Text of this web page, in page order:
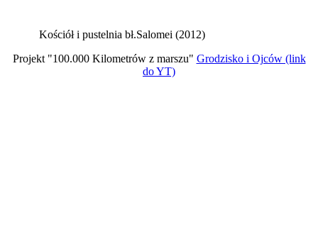
Kościół i pustelnia bł.Salomei (2012)
Projekt "100.000 Kilometrów z marszu" Grodzisko i Ojców (link
do YT)